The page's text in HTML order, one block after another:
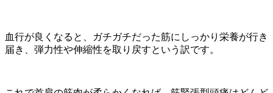
血行が良くなると、ガチガチだった筋にしっかり栄養が行き
届き、弾力性や伸縮性を取り戻すという訳です。